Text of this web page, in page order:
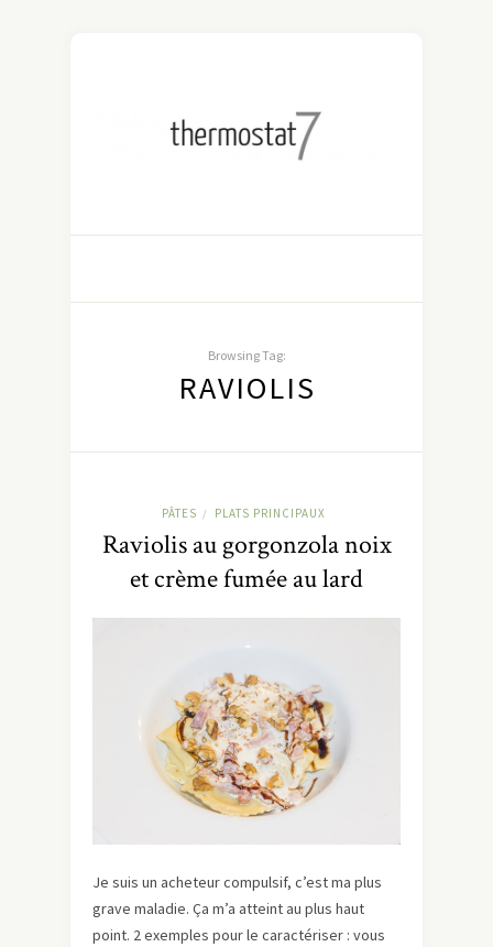
Browsing Tag:
RAVIOLIS
PÂTES / PLATS PRINCIPAUX
Raviolis au gorgonzola noix
et crème fumée au lard
Je suis un acheteur compulsif, c’est ma plus
grave maladie. Ça m’a atteint au plus haut
point. 2 exemples pour le caractériser : vous